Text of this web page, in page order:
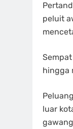
peluit
hingga
luar